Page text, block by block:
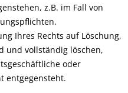
z.B. im Fall von
Ihres Rechts auf Löschung,
und vollständig löschen,
oder
entgegensteht.